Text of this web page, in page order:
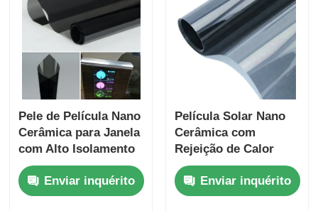
Pele de Película Nano
Cerâmica para Janela
com Alto Isolamento
Térmico, Cuidados
com a Pele, Ecológica
e Resistência a
Enviar inquérito
Película Solar Nano
Cerâmica com
Rejeição de Calor
Anti-Risco e Proteção
UV, Acabamento
Elegante
Enviar inquérito